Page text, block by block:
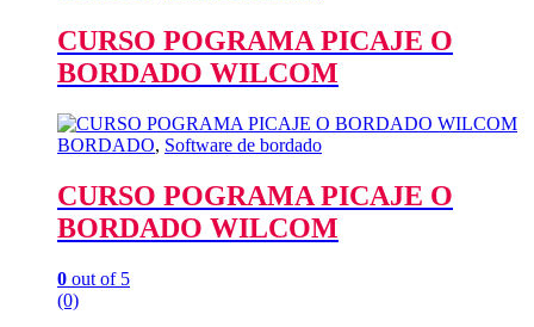
CURSO POGRAMA PICAJE O
BORDADO WILCOM
BORDADO, Software de bordado
CURSO POGRAMA PICAJE O
BORDADO WILCOM
0 out of 5
(0)